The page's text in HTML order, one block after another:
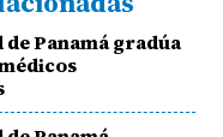
Panamá gradúa